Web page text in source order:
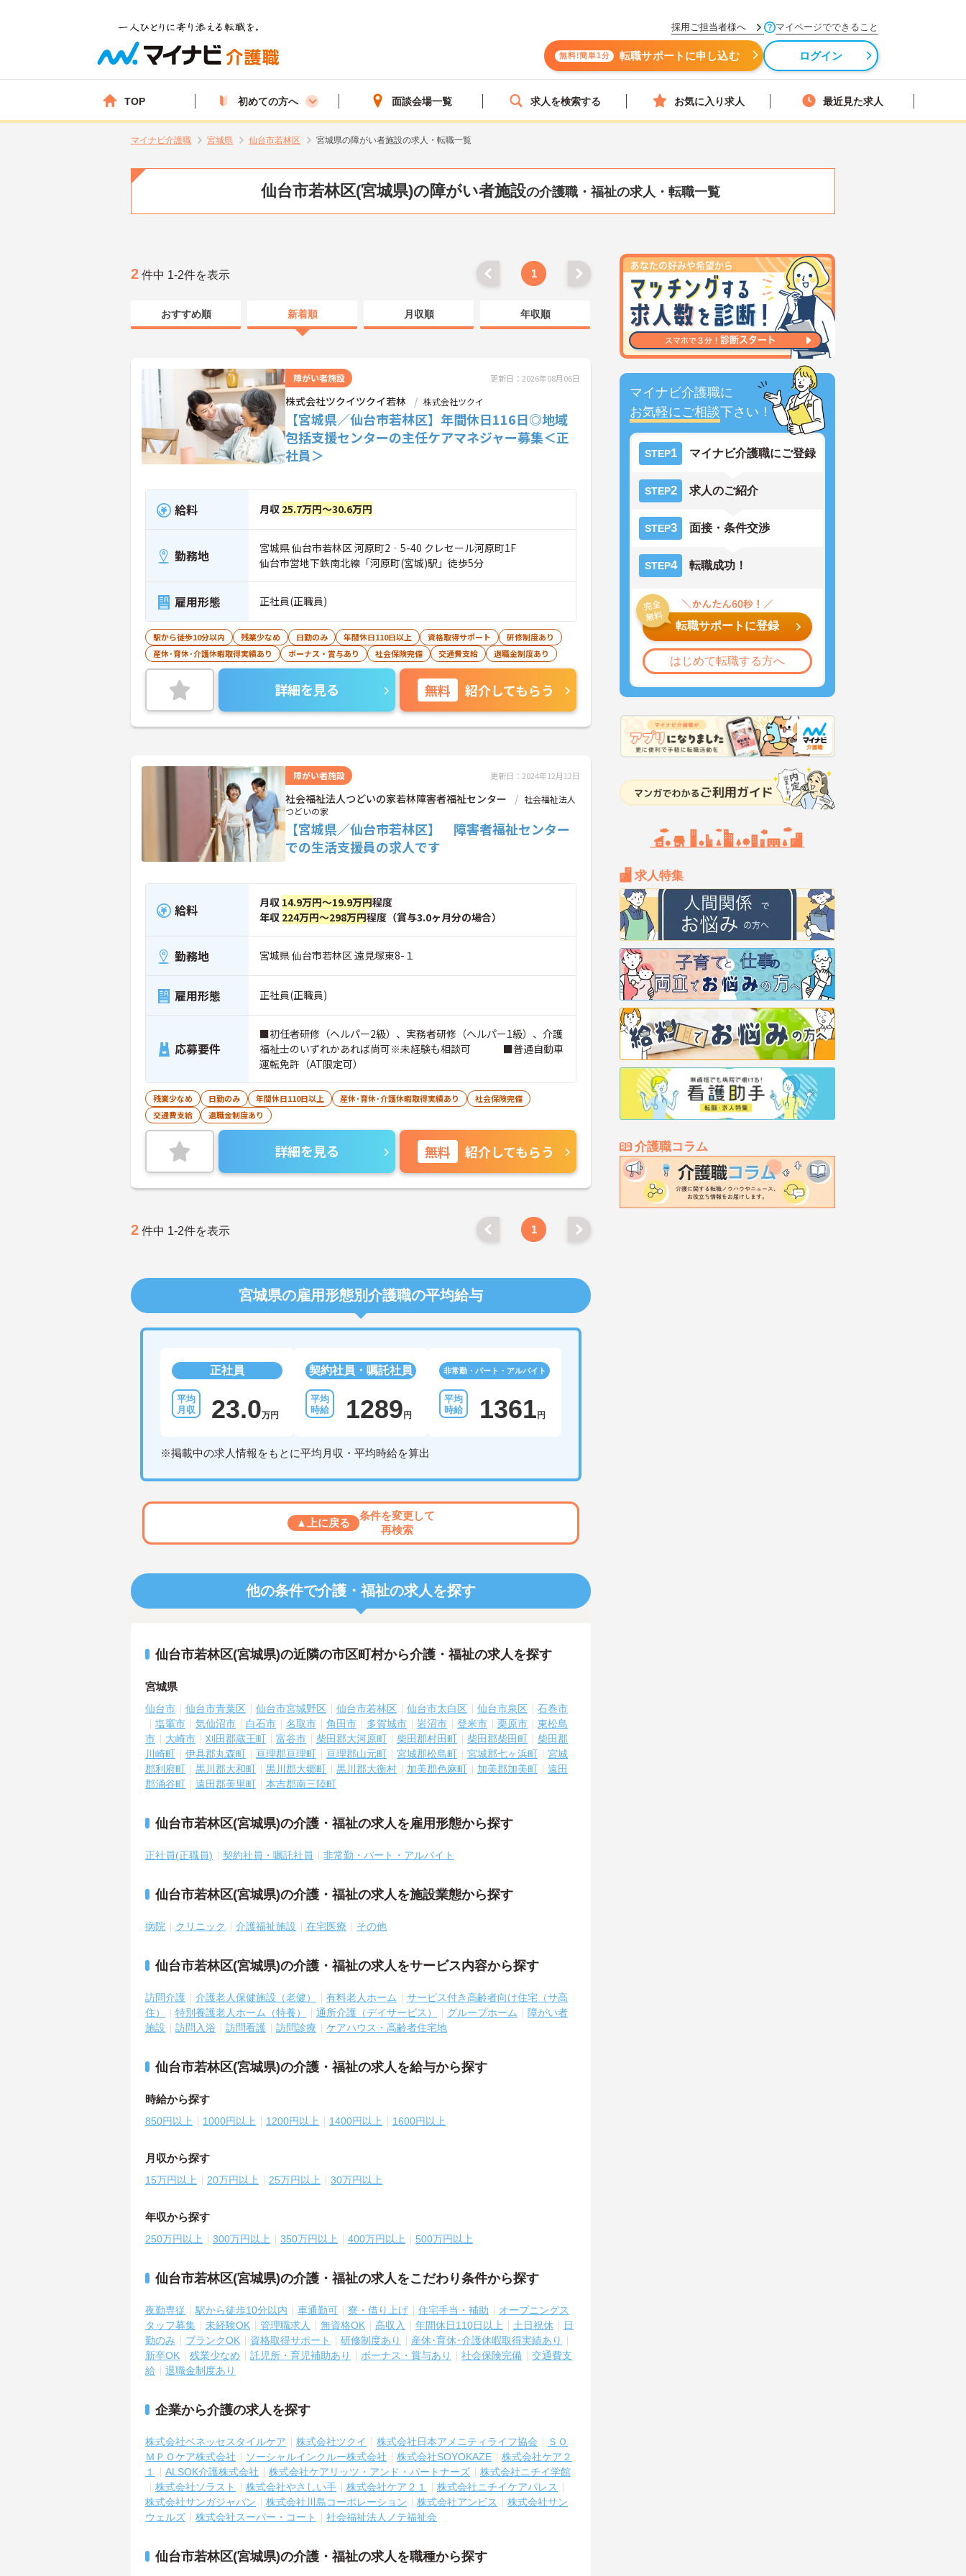
採用ご担当者様へ マイページでできること
無料!簡単1分 転職サポートに申し込む ログイン
TOP 初めての方へ 面談会場一覧 求人を検索する お気に入り求人 最近見た求人
マイナビ介護職 宮城県 仙台市若林区 宮城県の障がい者施設の求人・転職一覧
仙台市若林区(宮城県)の障がい者施設の介護職・福祉の求人・転職一覧
マイナビ介護職に
お気軽にご相談下さい！
STEP1 マイナビ介護職にご登録
STEP2 求人のご紹介
STEP3 面接・条件交渉
STEP4 転職成功！
転職サポートに登録
はじめて転職する方へ
求人特集
介護職コラム
2 件中 1-2件を表示 1
おすすめ順 新着順 月収順 年収順
障がい者施設 更新日：2026年08月06日
株式会社ツクイツクイ若林 株式会社ツクイ
【宮城県／仙台市若林区】年間休日116日◎地域
包括支援センターの主任ケアマネジャー募集＜正
社員＞
給料 月収 25.7万円～30.6万円
勤務地
宮城県 仙台市若林区 河原町2‐5-40 クレセール河原町1F
仙台市営地下鉄南北線「河原町(宮城)駅」徒歩5分
雇用形態 正社員(正職員)
駅から徒歩10分以内 残業少なめ 日勤のみ 年間休日110日以上 資格取得サポート
研修制度あり
産休･育休･介護休暇取得実績あり
ボーナス・賞与あり 社会保険完備 交通費支給 退職金制度あり
詳細を見る 無料 紹介してもらう
障がい者施設 更新日：2024年12月12日
社会福祉法人つどいの家若林障害者福祉センター
社会福祉法人
つどいの家
【宮城県／仙台市若林区】 障害者福祉センター
での生活支援員の求人です
給料 月収 14.9万円～19.9万円程度
年収 224万円～298万円程度（賞与3.0ヶ月分の場合）
勤務地 宮城県 仙台市若林区 遠見塚東8-１
雇用形態 正社員(正職員)
応募要件
■初任者研修（ヘルパー2級）、実務者研修（ヘルパー1級）、介護
福祉士のいずれかあれば尚可※未経験も相談可 ■普通自動車
運転免許（AT限定可）
残業少なめ 日勤のみ 年間休日110日以上 産休･育休･介護休暇取得実績あり
社会保険完備
交通費支給
退職金制度あり
詳細を見る 無料 紹介してもらう
2 件中 1-2件を表示 1
宮城県の雇用形態別介護職の平均給与
正社員
23.0万円
契約社員・嘱託社員
1289 円
非常勤・パート・アルバイト
1361 円
※掲載中の求人情報をもとに平均月収・平均時給を算出
▲上に戻る
条件を変更して
再検索
他の条件で介護・福祉の求人を探す
仙台市若林区(宮城県)の近隣の市区町村から介護・福祉の求人を探す
宮城県
仙台市 仙台市青葉区 仙台市宮城野区 仙台市若林区 仙台市太白区 仙台市泉区
石巻市
塩竈市
気仙沼市 白石市 名取市 角田市 多賀城市 岩沼市 登米市 栗原市
東松島
市
大崎市 刈田郡蔵王町 富谷市 柴田郡大河原町 柴田郡村田町 柴田郡柴田町
柴田郡
川崎町
伊具郡丸森町 亘理郡亘理町 亘理郡山元町 宮城郡松島町 宮城郡七ヶ浜町
宮城
郡利府町
黒川郡大和町 黒川郡大郷町 黒川郡大衡村 加美郡色麻町 加美郡加美町
遠田
郡涌谷町
遠田郡美里町 本吉郡南三陸町
仙台市若林区(宮城県)の介護・福祉の求人を雇用形態から探す
正社員(正職員) 契約社員・嘱託社員 非常勤・パート・アルバイト
仙台市若林区(宮城県)の介護・福祉の求人を施設業態から探す
病院 クリニック 介護福祉施設 在宅医療 その他
仙台市若林区(宮城県)の介護・福祉の求人をサービス内容から探す
訪問介護 介護老人保健施設（老健） 有料老人ホーム
サービス付き高齢者向け住宅（サ高
住）
特別養護老人ホーム（特養） 通所介護（デイサービス） グループホーム
障がい者
施設
訪問入浴 訪問看護 訪問診療 ケアハウス・高齢者住宅地
仙台市若林区(宮城県)の介護・福祉の求人を給与から探す
時給から探す
850円以上 1000円以上 1200円以上 1400円以上 1600円以上
月収から探す
15万円以上 20万円以上 25万円以上 30万円以上
年収から探す
250万円以上 300万円以上 350万円以上 400万円以上 500万円以上
仙台市若林区(宮城県)の介護・福祉の求人をこだわり条件から探す
夜勤専従 駅から徒歩10分以内 車通勤可 寮・借り上げ 住宅手当・補助
オープニングス
タッフ募集
未経験OK 管理職求人 無資格OK 高収入 年間休日110日以上 土日祝休
日
勤のみ
ブランクOK 資格取得サポート 研修制度あり
産休･育休･介護休暇取得実績あり
新卒OK
残業少なめ 託児所・育児補助あり ボーナス・賞与あり 社会保険完備
交通費支
給
退職金制度あり
企業から介護の求人を探す
株式会社ベネッセスタイルケア 株式会社ツクイ 株式会社日本アメニティライフ協会
ＳＯ
ＭＰＯケア株式会社
ソーシャルインクルー株式会社 株式会社SOYOKAZE
株式会社ケア２
１
ALSOK介護株式会社 株式会社ケアリッツ・アンド・パートナーズ
株式会社ニチイ学館
株式会社ソラスト
株式会社やさしい手 株式会社ケア２１
株式会社ニチイケアパレス
株式会社サンガジャパン
株式会社川島コーポレーション 株式会社アンビス
株式会社サン
ウェルズ
株式会社スーパー・コート 社会福祉法人ノテ福祉会
仙台市若林区(宮城県)の介護・福祉の求人を職種から探す